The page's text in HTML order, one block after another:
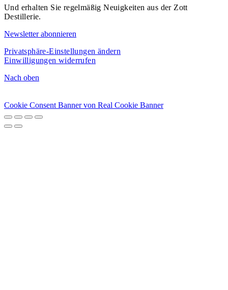
Und erhalten Sie regelmäßig Neuigkeiten aus der Zott
Destillerie.
Newsletter abonnieren
Privatsphäre-Einstellungen ändern
Einwilligungen widerrufen
Nach oben
Cookie Consent Banner von Real Cookie Banner